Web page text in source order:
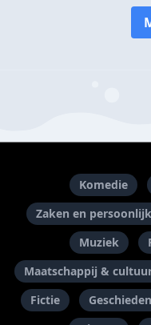
Komedie
Zaken en
Muziek
Maatschappij &
Fictie